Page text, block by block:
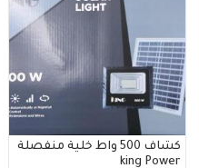
كشاف 500 واط خلية منفصلة
king Power